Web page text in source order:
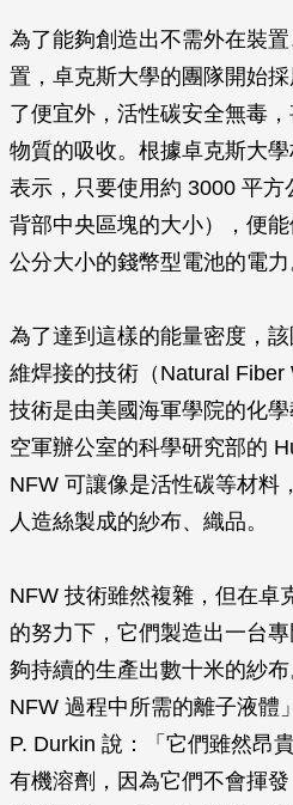
為了能夠創造出不需外在裝
置，卓克斯大學的團隊開始
了便宜外，活性碳安全無毒
物質的吸收。根據卓克斯大
表示，只要使用約 3000 平
背部中央區塊的大小），便
公分大小的錢幣型電池的電力
為了達到這樣的能量密度，
維焊接的技術（Natural
技術是由美國海軍學院的化
空軍辦公室的科學研究部的
NFW 可讓像是活性碳等材料
人造絲製成的紗布、織品。
NFW 技術雖然複雜，但在卓
的努力下，它們製造出一台
夠持續的生產出數十米的紗
NFW 過程中所需的離子液體
P. Durkin 說：「它們雖然昂
有機溶劑，因為它們不會揮